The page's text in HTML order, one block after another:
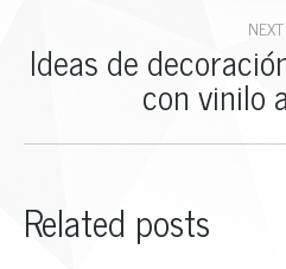
NEXT
Ideas de
con vinilo
Related posts